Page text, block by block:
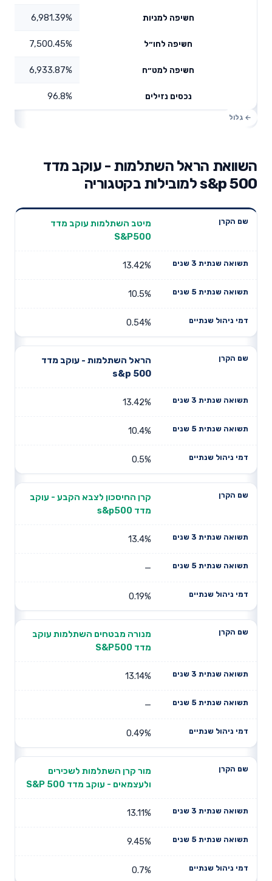
חשיפה למניות 6,981.39%
חשיפה לחו״ל 7,500.45%
חשיפה למט״ח 6,933.87%
נכסים נזילים 96.8%
השוואת הראל השתלמות - עוקב מדד
s&p 500 למובילות בקטגוריה
שנתית 3
תשואה
מיטב השתלמות עוקב מדד
S&P500
13.42%
10.5%
0.54%
הראל השתלמות - עוקב מדד
s&p 500
13.42%
10.4%
0.5%
קרן החיסכון לצבא הקבע - עוקב
מדד s&p500
13.4%
—
0.19%
מנורה מבטחים השתלמות עוקב
מדד S&P500
13.14%
—
0.49%
מור קרן השתלמות לשכירים
ולעצמאים - עוקב מדד S&P 500
13.11%
9.45%
0.7%